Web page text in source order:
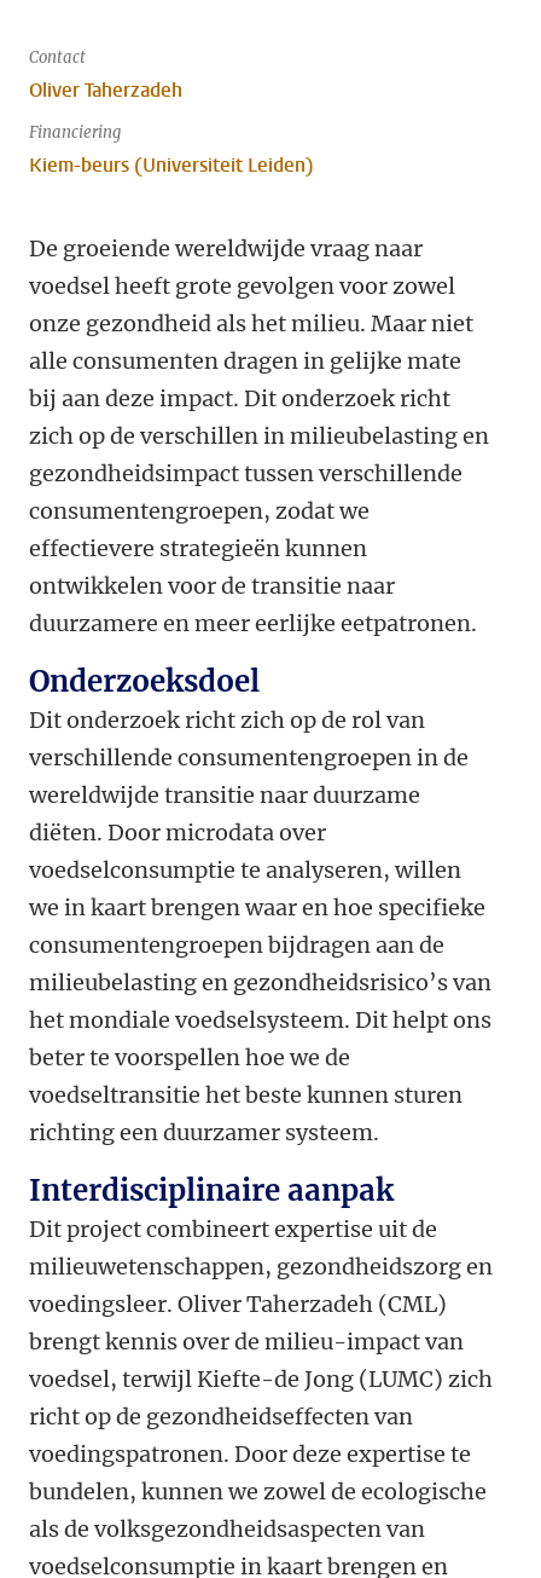
Contact
Oliver Taherzadeh
Financiering
Kiem-beurs (Universiteit Leiden)
De groeiende wereldwijde vraag naar
voedsel heeft grote gevolgen voor zowel
onze gezondheid als het milieu. Maar niet
alle consumenten dragen in gelijke mate
bij aan deze impact. Dit onderzoek richt
zich op de verschillen in milieubelasting en
gezondheidsimpact tussen verschillende
consumentengroepen, zodat we
effectievere strategieën kunnen
ontwikkelen voor de transitie naar
duurzamere en meer eerlijke eetpatronen.
Onderzoeksdoel
Dit onderzoek richt zich op de rol van
verschillende consumentengroepen in de
wereldwijde transitie naar duurzame
diëten. Door microdata over
voedselconsumptie te analyseren, willen
we in kaart brengen waar en hoe specifieke
consumentengroepen bijdragen aan de
milieubelasting en gezondheidsrisico’s van
het mondiale voedselsysteem. Dit helpt ons
beter te voorspellen hoe we de
voedseltransitie het beste kunnen sturen
richting een duurzamer systeem.
Interdisciplinaire aanpak
Dit project combineert expertise uit de
milieuwetenschappen, gezondheidszorg en
voedingsleer. Oliver Taherzadeh (CML)
brengt kennis over de milieu-impact van
voedsel, terwijl Kiefte-de Jong (LUMC) zich
richt op de gezondheidseffecten van
voedingspatronen. Door deze expertise te
bundelen, kunnen we zowel de ecologische
als de volksgezondheidsaspecten van
voedselconsumptie in kaart brengen en